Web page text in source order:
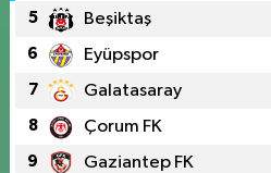
5 Beşiktaş
6 Eyüpspor
7 Galatasaray
8 Çorum FK
9 Gaziantep FK